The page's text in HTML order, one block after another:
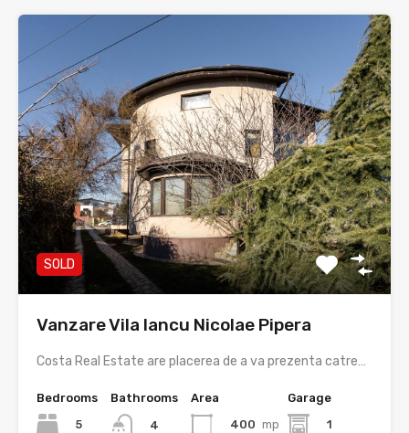
SOLD
Vanzare Vila Iancu Nicolae Pipera
Costa Real Estate are placerea de a va prezenta catre…
Bedrooms
5
Bathrooms
4
Area
400 mp
Garage
1